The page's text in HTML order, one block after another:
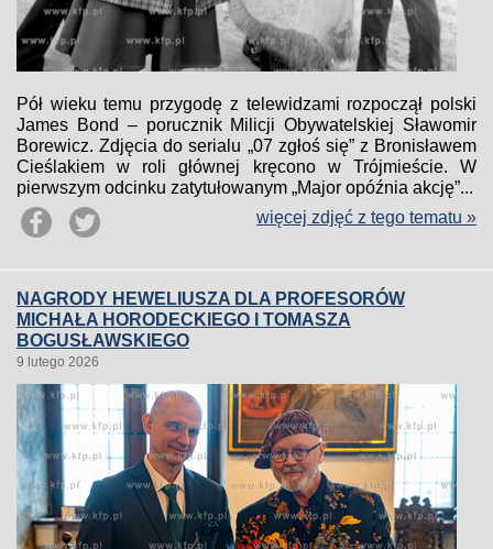
Pół wieku temu przygodę z telewidzami rozpoczął polski
James Bond – porucznik Milicji Obywatelskiej Sławomir
Borewicz. Zdjęcia do serialu „07 zgłoś się” z Bronisławem
Cieślakiem w roli głównej kręcono w Trójmieście. W
pierwszym odcinku zatytułowanym „Major opóźnia akcję”...
więcej zdjęć z tego tematu »
NAGRODY HEWELIUSZA DLA PROFESORÓW
MICHAŁA HORODECKIEGO I TOMASZA
BOGUSŁAWSKIEGO
9 lutego 2026